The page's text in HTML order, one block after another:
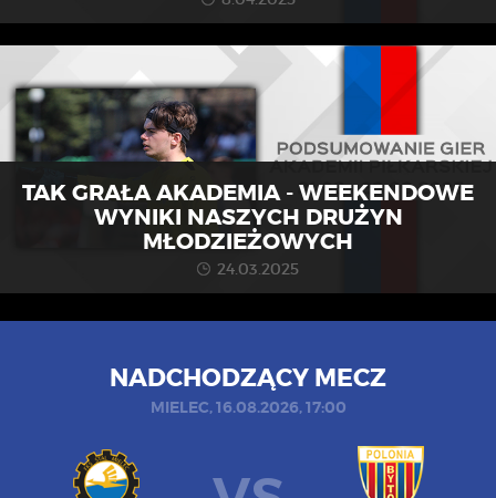
TAK GRAŁA AKADEMIA - WEEKENDOWE
WYNIKI NASZYCH DRUŻYN
MŁODZIEŻOWYCH
24.03.2025
NADCHODZĄCY MECZ
MIELEC, 16.08.2026, 17:00